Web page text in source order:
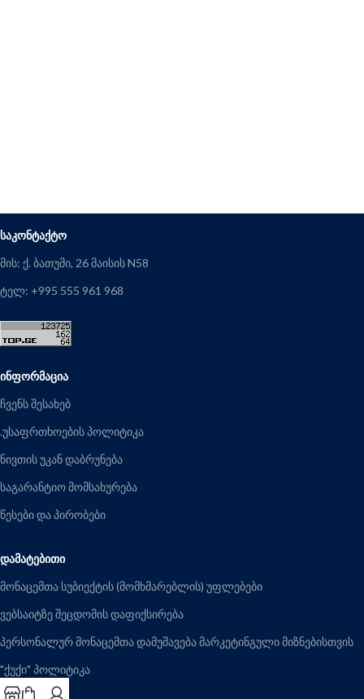
ᲡᲐᲙᲝᲜᲢᲐᲥᲢᲝ
მის: ქ. ბათუმი, 26 მაისის N58
ტელ: +995 555 961 968
ᲘᲜᲤᲝᲠᲛᲐᲪᲘᲐ
ჩვენს შესახებ
.უსაფრთხოების პოლიტიკა
ნივთის უკან დაბრუნება
საგარანტიო მომსახურება
წესები და პირობები
ᲓᲐᲛᲐᲢᲔᲑᲘᲗᲘ
მონაცემთა სუბიექტის (მომხმარებლის) უფლებები
ვებსაიტზე შეცდომის დაფიქსირება
პერსონალურ მონაცემთა დამუშავება მარკეტინგული მიზნებისთვის
"ქუქი" პოლიტიკა